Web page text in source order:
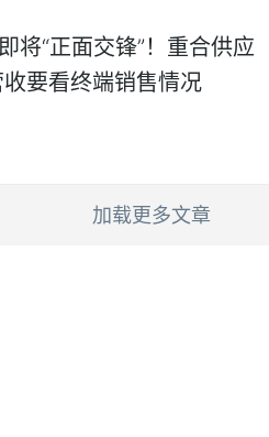
将“正面交锋”！重合供应
要看终端销售情况
加载更多文章